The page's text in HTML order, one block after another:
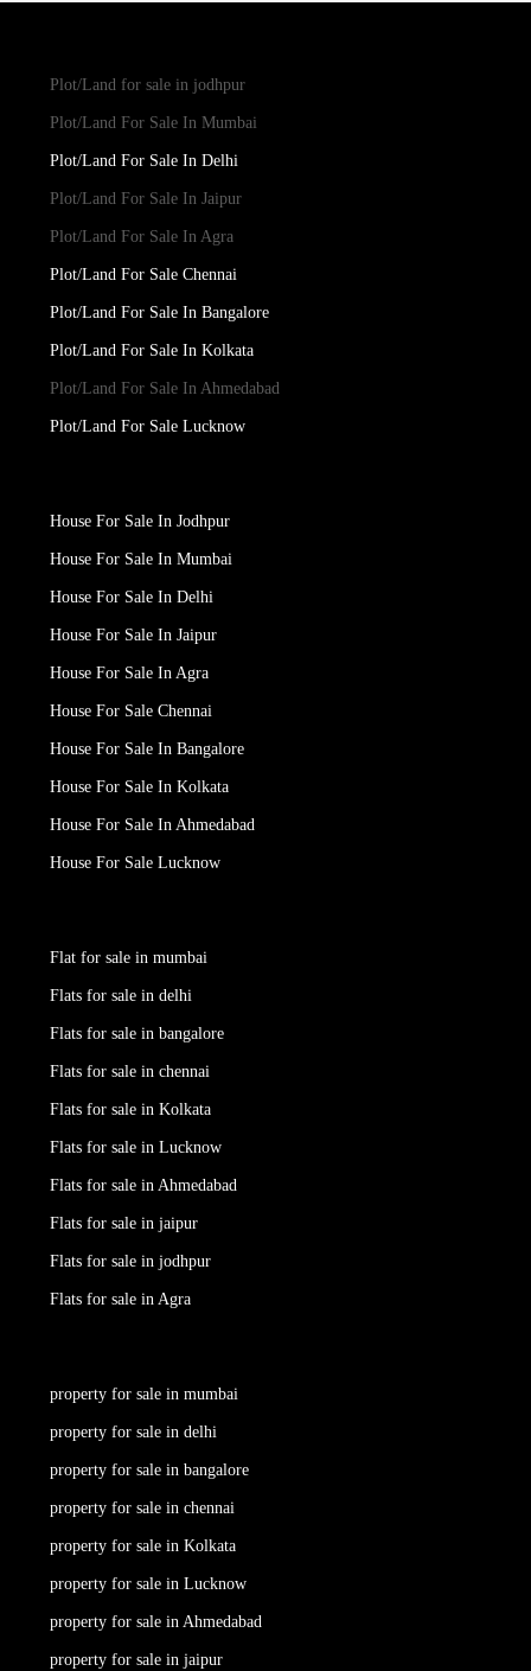
Plot/Land for sale in jodhpur
Plot/Land For Sale In Mumbai
Plot/Land For Sale In Delhi
Plot/Land For Sale In Jaipur
Plot/Land For Sale In Agra
Plot/Land For Sale Chennai
Plot/Land For Sale In Bangalore
Plot/Land For Sale In Kolkata
Plot/Land For Sale In Ahmedabad
Plot/Land For Sale Lucknow
House For Sale In Jodhpur
House For Sale In Mumbai
House For Sale In Delhi
House For Sale In Jaipur
House For Sale In Agra
House For Sale Chennai
House For Sale In Bangalore
House For Sale In Kolkata
House For Sale In Ahmedabad
House For Sale Lucknow
Flat for sale in mumbai
Flats for sale in delhi
Flats for sale in bangalore
Flats for sale in chennai
Flats for sale in Kolkata
Flats for sale in Lucknow
Flats for sale in Ahmedabad
Flats for sale in jaipur
Flats for sale in jodhpur
Flats for sale in Agra
property for sale in mumbai
property for sale in delhi
property for sale in bangalore
property for sale in chennai
property for sale in Kolkata
property for sale in Lucknow
property for sale in Ahmedabad
property for sale in jaipur